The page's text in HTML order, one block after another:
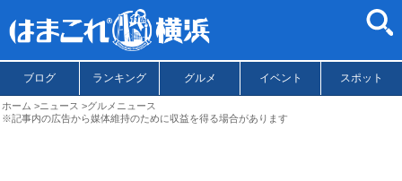
ブログ ランキング グルメ イベント スポット
ホーム ニュース
グルメニュース
※記事内の広告から媒体維持のために収益を得る場合があります